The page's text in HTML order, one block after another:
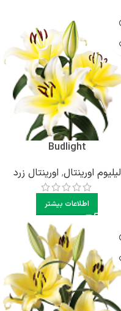
Budlight
لیلیوم اورینتال, اورینتال زرد
اطلاعات بیشتر